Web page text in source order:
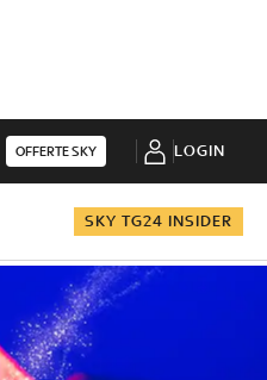
OFFERTE SKY LOGIN
SKY TG24 INSIDER